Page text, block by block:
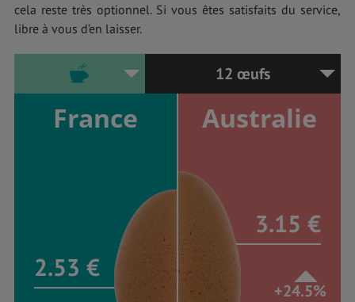
cela reste très optionnel. Si vous êtes satisfaits du service,
libre à vous d’en laisser.
12 œufs
France
2.53 €
Australie
3.15 €
+24.5%